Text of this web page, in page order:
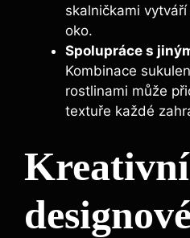
skalničkami
oko.
Spolupráce s
Kombinace
rostlinami může
textuře každé
Kreativní